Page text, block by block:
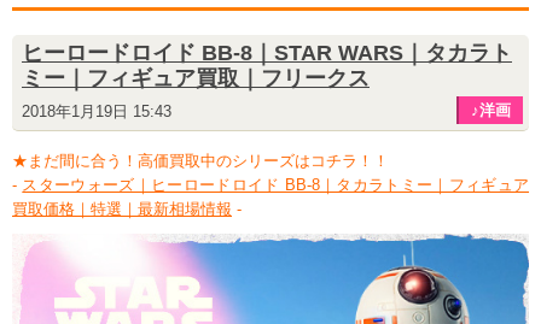
ヒーロードロイド BB-8｜STAR WARS｜タカラト
ミー｜フィギュア買取｜フリークス
2018年1月19日 15:43 ♪洋画
★まだ間に合う！高価買取中のシリーズはコチラ！！
- スターウォーズ｜ヒーロードロイド BB-8｜タカラトミー｜フィギュア
買取価格｜特選｜最新相場情報 -